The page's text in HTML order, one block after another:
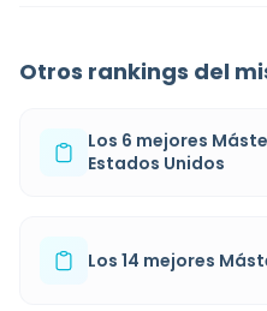
Otros rankings del
Los 6 mejores
Estados Unidos
Los 14 mejores